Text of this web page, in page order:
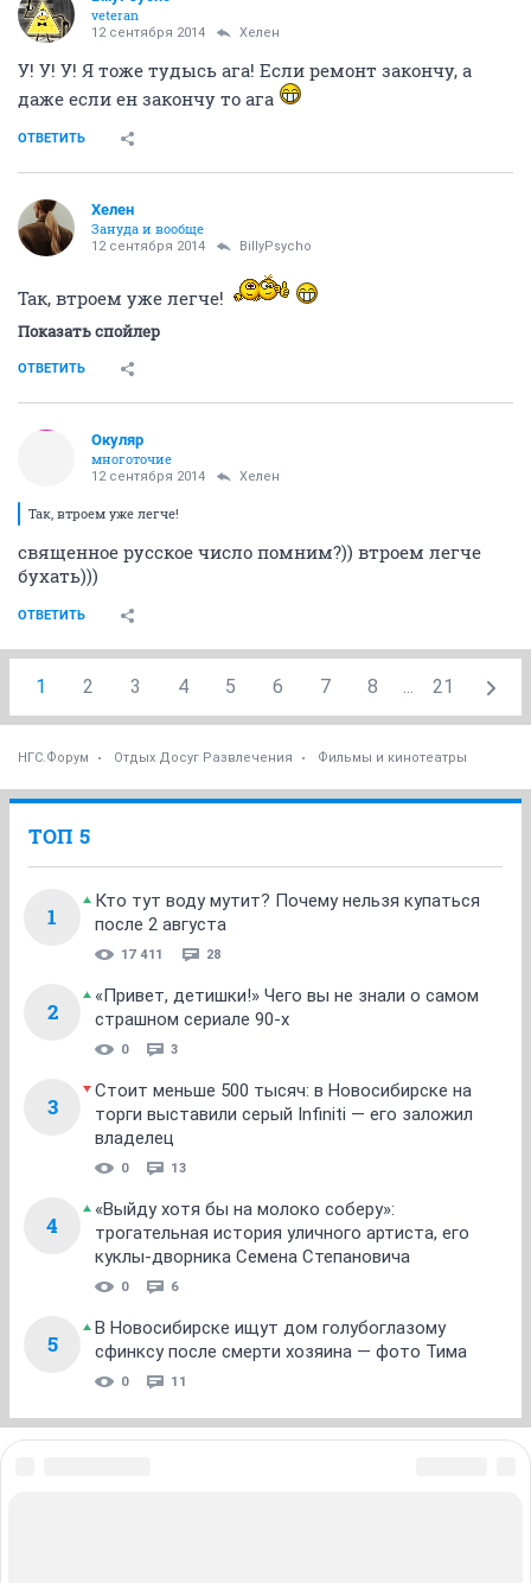
veteran
12 сентября 2014 Хелен
У! У! У! Я тоже тудысь ага! Если ремонт закончу, а
даже если ен закончу то ага
ОТВЕТИТЬ
Хелен
Зануда и вообще
12 сентября 2014 BillyPsycho
Так, втроем уже легче!
Показать спойлер
ОТВЕТИТЬ
Окуляр
многоточие
12 сентября 2014 Хелен
Так, втроем уже легче!
священное русское число помним?)) втроем легче
бухать)))
ОТВЕТИТЬ
1 2 3 4 5 6 7 8 ... 21
НГС.Форум Отдых Досуг Развлечения Фильмы и кинотеатры
ТОП 5
1
Кто тут воду мутит? Почему нельзя купаться
после 2 августа
17 411 28
2
«Привет, детишки!» Чего вы не знали о самом
страшном сериале 90-х
0 3
3
Стоит меньше 500 тысяч: в Новосибирске на
торги выставили серый Infiniti — его заложил
владелец
0 13
4
«Выйду хотя бы на молоко соберу»:
трогательная история уличного артиста, его
куклы-дворника Семена Степановича
0 6
5
В Новосибирске ищут дом голубоглазому
сфинксу после смерти хозяина — фото Тима
0 11